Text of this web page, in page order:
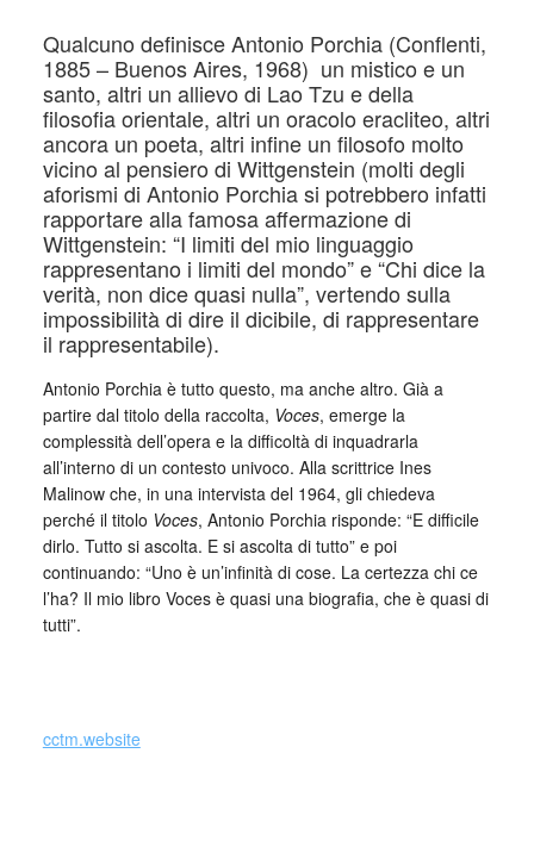
Qualcuno definisce Antonio Porchia (Conflenti,
1885 – Buenos Aires, 1968) un mistico e un
santo, altri un allievo di Lao Tzu e della
filosofia orientale, altri un oracolo eracliteo, altri
ancora un poeta, altri infine un filosofo molto
vicino al pensiero di Wittgenstein (molti degli
aforismi di Antonio Porchia si potrebbero infatti
rapportare alla famosa affermazione di
Wittgenstein: “I limiti del mio linguaggio
rappresentano i limiti del mondo” e “Chi dice la
verità, non dice quasi nulla”, vertendo sulla
impossibilità di dire il dicibile, di rappresentare
il rappresentabile).
Antonio Porchia è tutto questo, ma anche altro. Già a
partire dal titolo della raccolta, Voces, emerge la
complessità dell’opera e la difficoltà di inquadrarla
all’interno di un contesto univoco. Alla scrittrice Ines
Malinow che, in una intervista del 1964, gli chiedeva
perché il titolo Voces, Antonio Porchia risponde: “E difficile
dirlo. Tutto si ascolta. E si ascolta di tutto” e poi
continuando: “Uno è un’infinità di cose. La certezza chi ce
l’ha? Il mio libro Voces è quasi una biografia, che è quasi di
tutti”.
cctm.website